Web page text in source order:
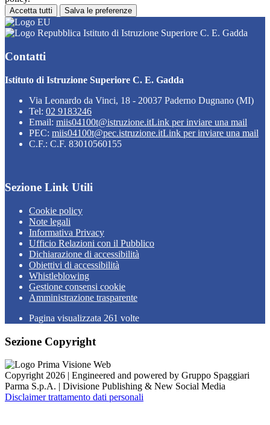
Accetta tutti Salva le preferenze
Istituto di Istruzione Superiore C. E. Gadda
Contatti
Istituto di Istruzione Superiore C. E. Gadda
Via Leonardo da Vinci, 18 - 20037 Paderno Dugnano (MI)
Tel: 02 9183246
Email: miis04100t@istruzione.itLink per inviare una mail
PEC: miis04100t@pec.istruzione.itLink per inviare una mail
C.F.: C.F. 83010560155
Sezione Link Utili
Cookie policy
Note legali
Informativa Privacy
Ufficio Relazioni con il Pubblico
Dichiarazione di accessibilità
Obiettivi di accessibilità
Whistleblowing
Gestione consensi cookie
Amministrazione trasparente
Pagina visualizzata 261 volte
Sezione Copyright
Copyright 2026 | Engineered and powered by Gruppo Spaggiari
Parma S.p.A. | Divisione Publishing & New Social Media
Disclaimer trattamento dati personali